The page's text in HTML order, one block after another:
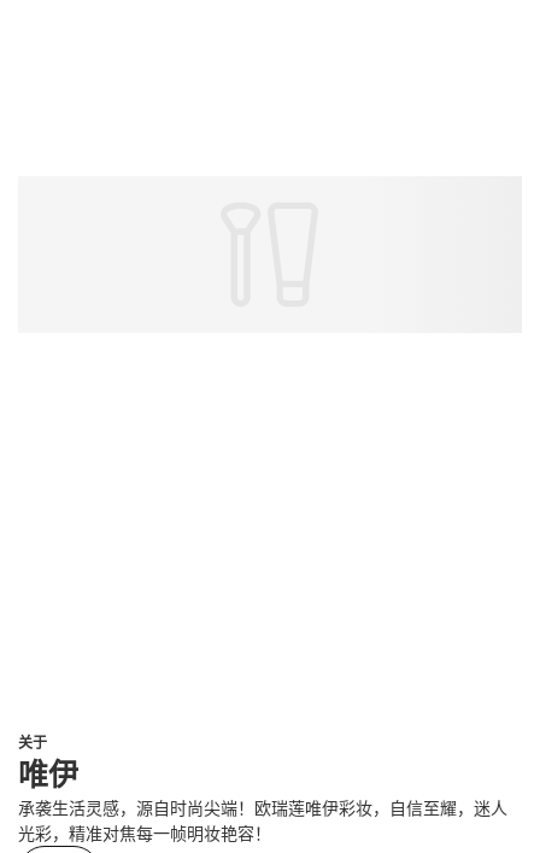
关于
唯伊
承袭生活灵感，源自时尚尖端！欧瑞莲唯伊彩妆，自信至耀，迷人
光彩，精准对焦每一帧明妆艳容！